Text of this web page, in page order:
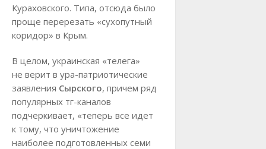
Кураховского. Типа, отсюда было
проще перерезать «сухопутный
коридор» в Крым.
В целом, украинская «телега»
не верит в ура-патриотические
заявления Сырского, причем ряд
популярных тг-каналов
подчеркивает, «теперь все идет
к тому, что уничтожение
наиболее подготовленных семи